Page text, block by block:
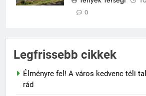
0
Legfrissebb cikkek
Élményre fel! A város kedvenc téli
rád